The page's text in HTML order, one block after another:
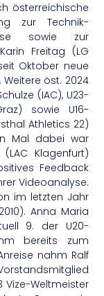
österreichische
zur Technik-
sowie zur
Freitag (LG
Oktober neue
öst. 2024
(IAC), U23-
sowie U16-
Athletics 22)
Mal dabei war
Klagenfurt)
Feedback
Videoanalyse.
im letzten Jahr
Anna Maria
9. der U20-
bereits zum
nahm Ralf
Vize-Weltmeister